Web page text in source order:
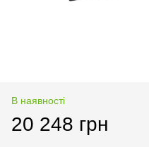
В наявності
20 248 грн